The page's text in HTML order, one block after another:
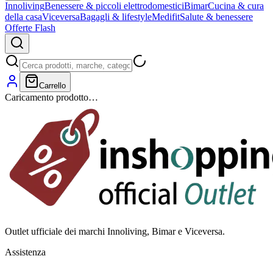
InnolivingBenessere & piccoli elettrodomesticiBimarCucina & cura
della casaViceversaBagagli & lifestyleMedifitSalute & benessere
Offerte Flash
Carrello
Caricamento prodotto…
Outlet ufficiale dei marchi Innoliving, Bimar e Viceversa.
Assistenza